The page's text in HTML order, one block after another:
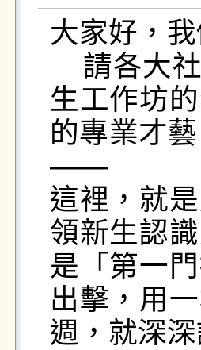
大家好，
生工作坊
的專業才
——
這裡，就
領新生認
是「第一
出擊，用
週，就深